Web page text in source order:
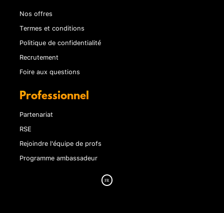
Nos offres
Termes et conditions
Politique de confidentialité
Recrutement
Foire aux questions
Professionnel
Partenariat
RSE
Rejoindre l'équipe de profs
Programme ambassadeur